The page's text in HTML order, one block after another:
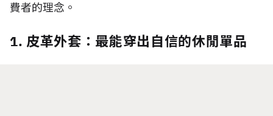
費者的理念。
1. 皮革外套：最能穿出自信的休閒單品